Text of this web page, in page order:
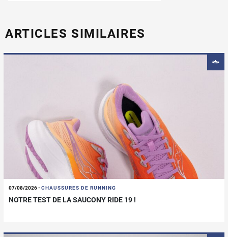
ARTICLES SIMILAIRES
07/08/2026-CHAUSSURES DE RUNNING
NOTRE TEST DE LA SAUCONY RIDE 19 !